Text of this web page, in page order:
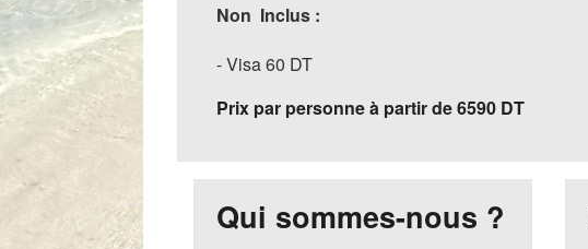
Non Inclus :
- Visa 60 DT
Prix par personne à partir de 6590 DT
Qui sommes-nous ?